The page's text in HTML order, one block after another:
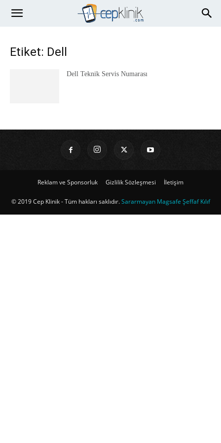
Etiket: Dell
Dell Teknik Servis Numarası
Reklam ve Sponsorluk Gizlilik Sözleşmesi İletişim
© 2019 Cep Klinik - Tüm hakları saklıdır.Sararmayan Magsafe Şeffaf Kılıf